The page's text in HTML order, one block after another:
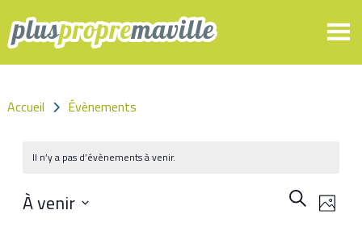
Accueil Évènements
Il n’y a pas d’évènements à venir.
Recherche
Photo
À venir